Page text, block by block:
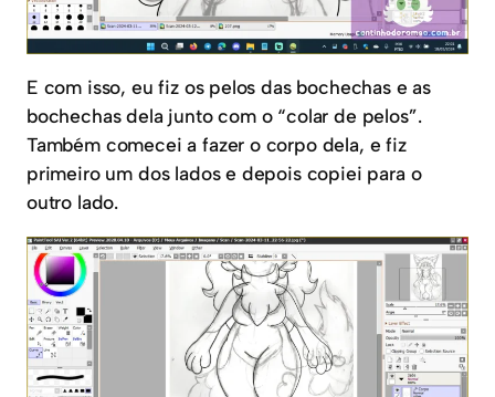
E com isso, eu fiz os pelos das bochechas e as
bochechas dela junto com o “colar de pelos”.
Também comecei a fazer o corpo dela, e fiz
primeiro um dos lados e depois copiei para o
outro lado.